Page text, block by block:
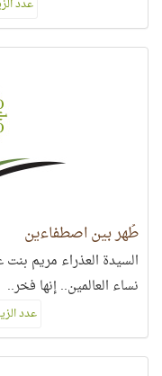
عدد
طُهر بين اصطفاءين
السيدة العذراء مريم
نساء العالمين.. إنها فخر..
عدد